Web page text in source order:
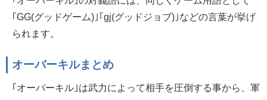
｢GG(グッドゲーム)｣｢gj(グッドジョブ)｣などの言葉が挙げ
られます。
オーバーキルまとめ
｢オーバーキル｣は武力によって相手を圧倒する事から、軍